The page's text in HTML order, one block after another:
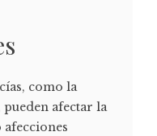
como la
afectar la
afecciones